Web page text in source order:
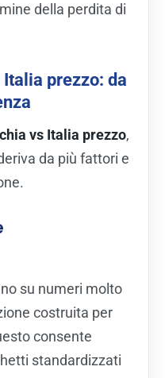
della perdita di
prezzo: da
vs Italia prezzo,
da più fattori e
su numeri molto
costruita per
consente
standardizzati